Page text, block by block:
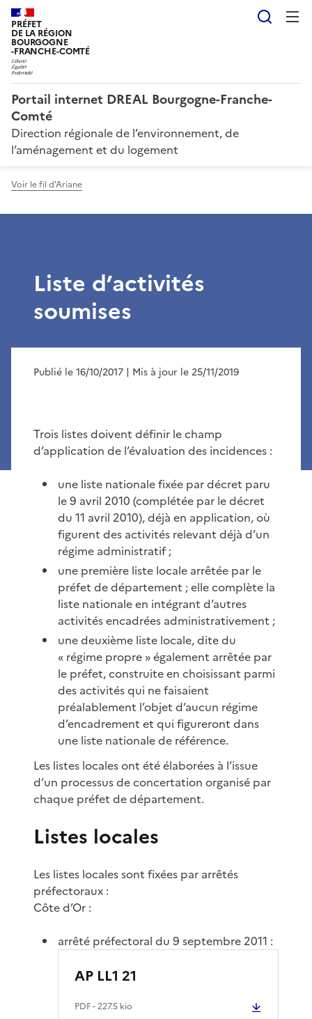
PRÉFET
DE LA RÉGION
BOURGOGNE
-FRANCHE-COMTÉ
Portail internet DREAL Bourgogne-Franche-
Comté
Direction régionale de l’environnement, de
l’aménagement et du logement
Voir le fil d'Ariane
Liste d’activités
soumises
Publié le 16/10/2017 | Mis à jour le 25/11/2019
Trois listes doivent définir le champ
d’application de l’évaluation des incidences :
une liste nationale fixée par décret paru
le 9 avril 2010 (complétée par le décret
du 11 avril 2010), déjà en application, où
figurent des activités relevant déjà d’un
régime administratif ;
une première liste locale arrêtée par le
préfet de département ; elle complète la
liste nationale en intégrant d’autres
activités encadrées administrativement ;
une deuxième liste locale, dite du
« régime propre » également arrêtée par
le préfet, construite en choisissant parmi
des activités qui ne faisaient
préalablement l’objet d’aucun régime
d’encadrement et qui figureront dans
une liste nationale de référence.
Les listes locales ont été élaborées à l’issue
d’un processus de concertation organisé par
chaque préfet de département.
Listes locales
Les listes locales sont fixées par arrêtés
préfectoraux :
Côte d’Or :
arrêté préfectoral du 9 septembre 2011 :
AP LL1 21
PDF- 227.5 kio